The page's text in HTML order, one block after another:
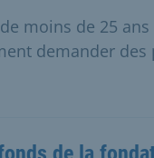
moins de 25
demander